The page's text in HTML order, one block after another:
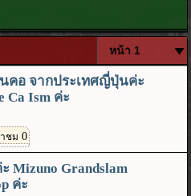
คอ จากประเทศญี่ปุ่นค่ะ
Ca Ism ค่ะ
าชม 0
Mizuno Grandslam
ค่ะ